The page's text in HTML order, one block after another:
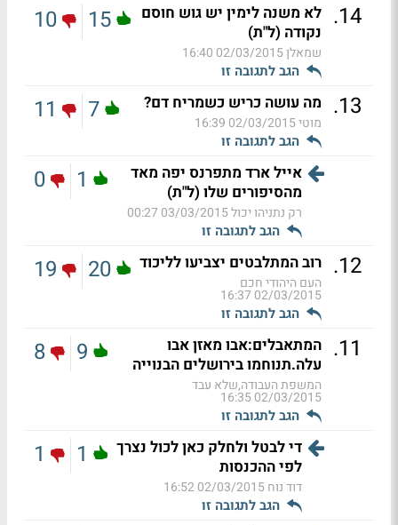
14
. לא משנה לימין יש גוש חוסם
נקודה (ל"ת)
שמאלן02/03/2015 16:40
הגב לתגובה זו
15
10
13
. מה עושה כריש כשמריח דם?
מוטי02/03/2015 16:39
הגב לתגובה זו
7
11
אייל ארד מתפרנס יפה מאד
מהסיפורים שלו (ל"ת)
רק נתניהו יכול03/03/2015 00:27
הגב לתגובה זו
1
0
12
. רוב המתלבטים יצביעו לליכוד
העם היהודי חכם
02/03/2015 16:37
הגב לתגובה זו
20
19
11
. המתאבלים:אבו מאזן אבו
עלה.תנוחמו בירושלים הבנוייה
המשפת העבודה,שלא עבד
02/03/2015 16:35
הגב לתגובה זו
9
8
די לבטל ולחלק כאן לכול נצרך
לפי ההכנסות
דוד נוח02/03/2015 16:52
הגב לתגובה זו
1
1